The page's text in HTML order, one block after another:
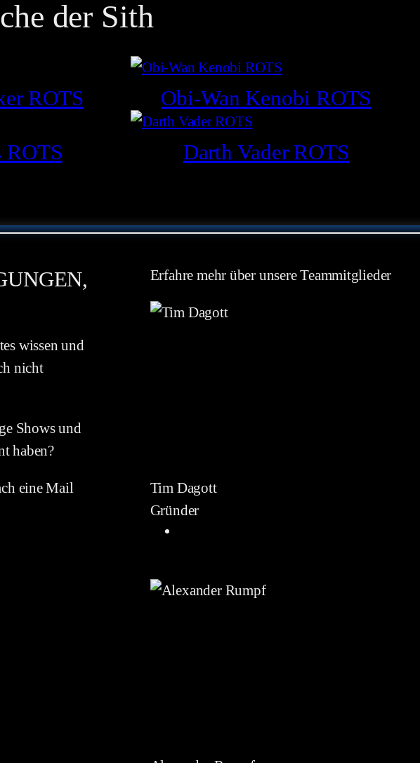
der Sith
ROTS Obi-Wan Kenobi ROTS
ROTS Darth Vader ROTS
wissen und
nicht
Shows und
haben?
eine Mail
Erfahre mehr über unsere Teammitglieder
Tim Dagott
Gründer